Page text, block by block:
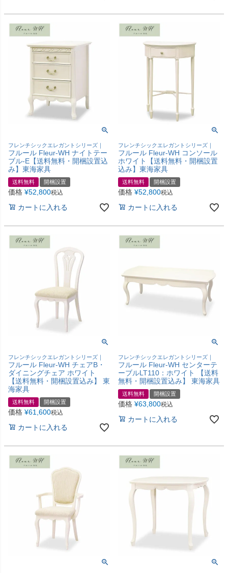
フレンチシックエレガントシリーズ｜
フルール Fleur-WH ナイトテー
ブル-E【送料無料・開梱設置込
み】東海家具
送料無料 開梱設置
価格 ¥52,800税込
カートに入れる
フレンチシックエレガントシリーズ｜
フルール Fleur-WH コンソール
ホワイト【送料無料・開梱設置
込み】東海家具
送料無料 開梱設置
価格 ¥52,800税込
カートに入れる
フレンチシックエレガントシリーズ｜
フルール Fleur-WH チェアB・
ダイニングチェア ホワイト
【送料無料・開梱設置込み】 東
海家具
送料無料 開梱設置
価格 ¥61,600税込
カートに入れる
フレンチシックエレガントシリーズ｜
フルール Fleur-WH センターテ
ーブルLT110：ホワイト 【送料
無料・開梱設置込み】 東海家具
送料無料 開梱設置
価格 ¥63,800税込
カートに入れる